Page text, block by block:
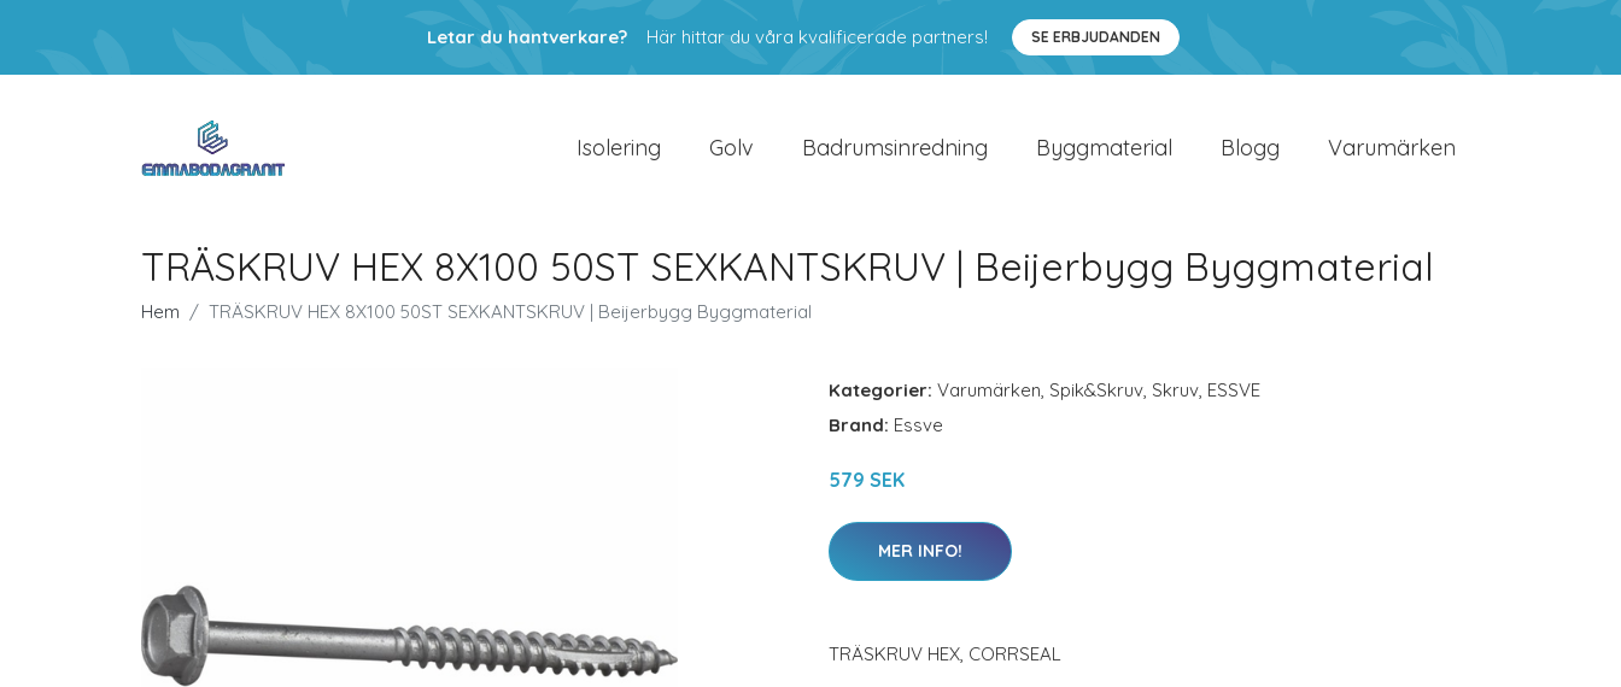
Letar du hantverkare? Här hittar du våra kvalificerade partners! SE ERBJUDANDEN
Isolering Golv Badrumsinredning Byggmaterial Blogg Varumärken
TRÄSKRUV HEX 8X100 50ST SEXKANTSKRUV | Beijerbygg Byggmaterial
Hem TRÄSKRUV HEX 8X100 50ST SEXKANTSKRUV | Beijerbygg Byggmaterial
Kategorier: Varumärken, Spik&Skruv, Skruv, ESSVE
Brand: Essve
579 SEK
MER INFO!
TRÄSKRUV HEX, CORRSEAL